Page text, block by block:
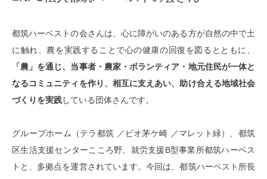
都筑ハーベストの会さんは、心に障がいのある方が自然の中で土
に触れ、農を実践することで心の健康の回復を図るとともに、
「農」を通じ、当事者・農家・ボランティア・地元住民が一体と
なるコミュニティを作り、相互に支えあい、助け合える地域社会
づくりを実践している団体さんです。
グループホーム（テラ都筑 ／ビオ茅ケ崎 ／マレット緑）、都筑
区生活支援センターこころ野、就労支援B型事業所都筑ハーベス
トと、多拠点を運営されています。今回は、都筑ハーベスト所長